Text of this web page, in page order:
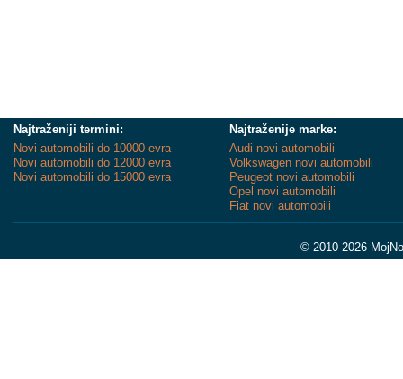
Najtraženiji termini:
Novi automobili do 10000 evra
Novi automobili do 12000 evra
Novi automobili do 15000 evra
Najtraženije marke:
Audi novi automobili
Volkswagen novi automobili
Peugeot novi automobili
Opel novi automobili
Fiat novi automobili
© 2010-2026